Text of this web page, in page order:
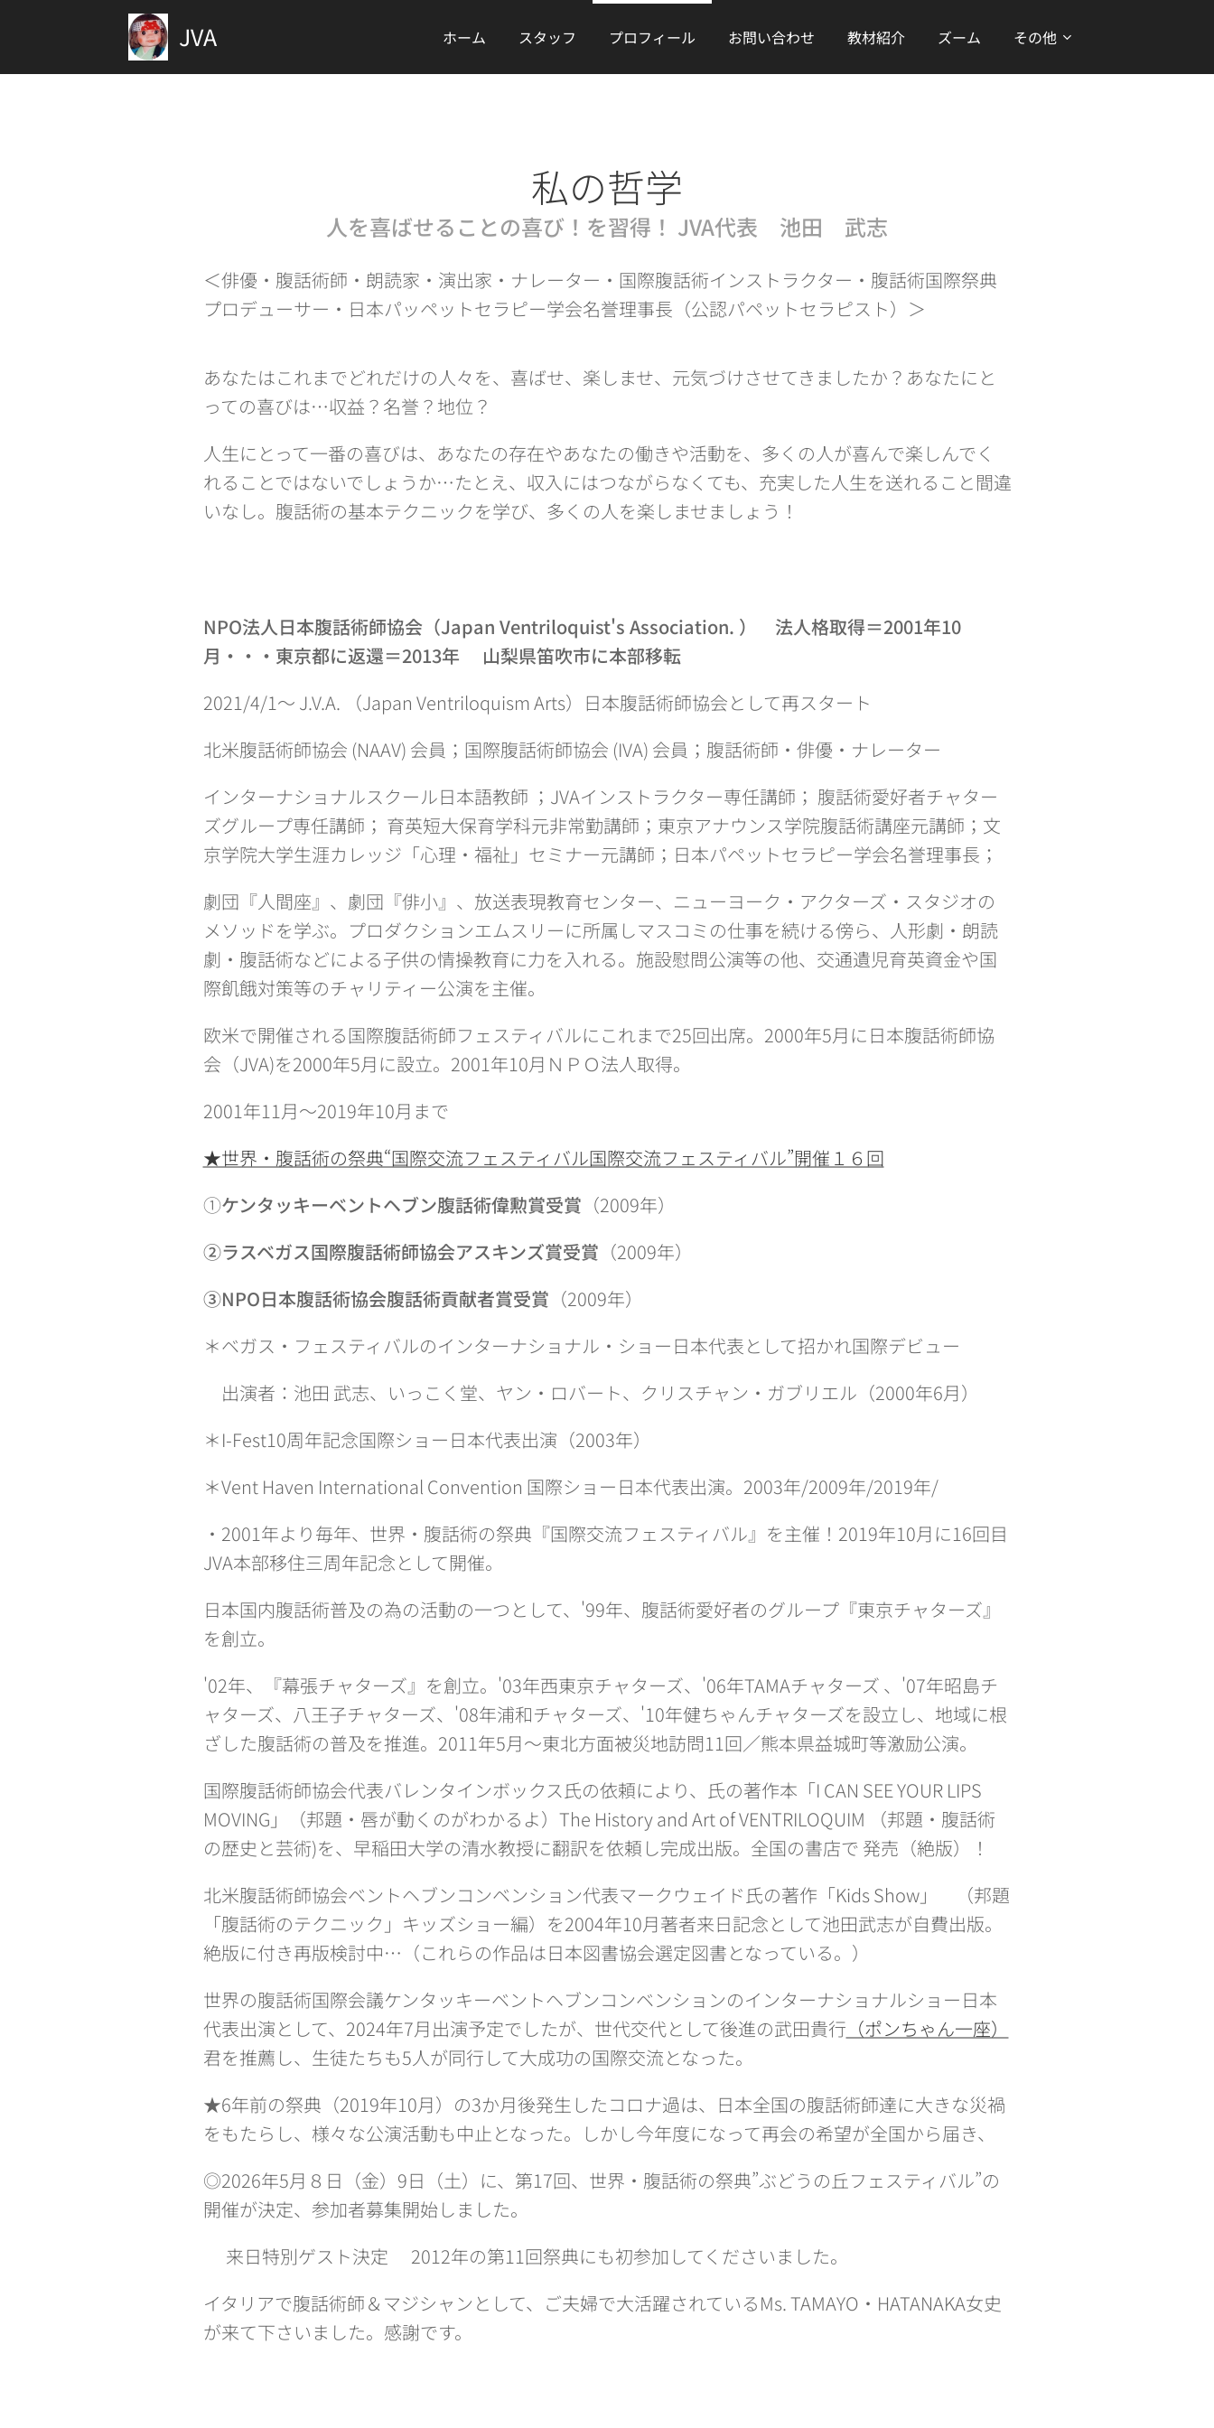
JVA ホーム スタッフ プロフィール お問い合わせ 教材紹介 ズーム その他
私の哲学
人を喜ばせることの喜び！を習得！ JVA代表 池田 武志
＜俳優・腹話術師・朗読家・演出家・ナレーター・国際腹話術インストラクター・腹話術国際祭典
プロデューサー・日本パッペットセラピー学会名誉理事長（公認パペットセラピスト）＞
あなたはこれまでどれだけの人々を、喜ばせ、楽しませ、元気づけさせてきましたか？あなたにと
っての喜びは…収益？名誉？地位？
人生にとって一番の喜びは、あなたの存在やあなたの働きや活動を、多くの人が喜んで楽しんでく
れることではないでしょうか…たとえ、収入にはつながらなくても、充実した人生を送れること間違
いなし。腹話術の基本テクニックを学び、多くの人を楽しませましょう！
NPO法人日本腹話術師協会（Japan Ventriloquist's Association. ） 法人格取得＝2001年10
月・・・東京都に返還＝2013年 山梨県笛吹市に本部移転
2021/4/1～ J.V.A. （Japan Ventriloquism Arts）日本腹話術師協会として再スタート
北米腹話術師協会 (NAAV) 会員；国際腹話術師協会 (IVA) 会員；腹話術師・俳優・ナレーター
インターナショナルスクール日本語教師 ；JVAインストラクター専任講師； 腹話術愛好者チャター
ズグループ専任講師； 育英短大保育学科元非常勤講師；東京アナウンス学院腹話術講座元講師；文
京学院大学生涯カレッジ「心理・福祉」セミナー元講師；日本パペットセラピー学会名誉理事長；
劇団『人間座』、劇団『俳小』、放送表現教育センター、ニューヨーク・アクターズ・スタジオの
メソッドを学ぶ。プロダクションエムスリーに所属しマスコミの仕事を続ける傍ら、人形劇・朗読
劇・腹話術などによる子供の情操教育に力を入れる。施設慰問公演等の他、交通遺児育英資金や国
際飢餓対策等のチャリティー公演を主催。
欧米で開催される国際腹話術師フェスティバルにこれまで25回出席。2000年5月に日本腹話術師協
会（JVA)を2000年5月に設立。2001年10月ＮＰＯ法人取得。
2001年11月～2019年10月まで
★世界・腹話術の祭典“国際交流フェスティバル国際交流フェスティバル”開催１６回
①ケンタッキーベントヘブン腹話術偉勲賞受賞 （2009年）
②ラスベガス国際腹話術師協会アスキンズ賞受賞 （2009年）
③NPO日本腹話術協会腹話術貢献者賞受賞 （2009年）
＊ベガス・フェスティバルのインターナショナル・ショー日本代表として招かれ国際デビュー
出演者：池田 武志、いっこく堂、ヤン・ロバート、クリスチャン・ガブリエル（2000年6月）
＊I-Fest10周年記念国際ショー日本代表出演（2003年）
＊Vent Haven International Convention 国際ショー日本代表出演。2003年/2009年/2019年/
・2001年より毎年、世界・腹話術の祭典『国際交流フェスティバル』を主催！2019年10月に16回目
JVA本部移住三周年記念として開催。
日本国内腹話術普及の為の活動の一つとして、'99年、腹話術愛好者のグループ『東京チャターズ』
を創立。
'02年、『幕張チャターズ』を創立。'03年西東京チャターズ、'06年TAMAチャターズ 、'07年昭島チ
ャターズ、八王子チャターズ、'08年浦和チャターズ、'10年健ちゃんチャターズを設立し、地域に根
ざした腹話術の普及を推進。2011年5月～東北方面被災地訪問11回／熊本県益城町等激励公演。
国際腹話術師協会代表バレンタインボックス氏の依頼により、氏の著作本「I CAN SEE YOUR LIPS
MOVING」（邦題・唇が動くのがわかるよ）The History and Art of VENTRILOQUIM （邦題・腹話術
の歴史と芸術)を、早稲田大学の清水教授に翻訳を依頼し完成出版。全国の書店で 発売（絶版）！
北米腹話術師協会ベントヘブンコンベンション代表マークウェイド氏の著作「Kids Show」 （邦題
「腹話術のテクニック」キッズショー編）を2004年10月著者来日記念として池田武志が自費出版。
絶版に付き再版検討中…（これらの作品は日本図書協会選定図書となっている。）
世界の腹話術国際会議ケンタッキーベントヘブンコンベンションのインターナショナルショー日本
代表出演として、2024年7月出演予定でしたが、世代交代として後進の武田貴行 （ポンちゃん一座）
君を推薦し、生徒たちも5人が同行して大成功の国際交流となった。
★6年前の祭典（2019年10月）の3か月後発生したコロナ過は、日本全国の腹話術師達に大きな災禍
をもたらし、様々な公演活動も中止となった。しかし今年度になって再会の希望が全国から届き、
◎2026年5月８日（金）9日（土）に、第17回、世界・腹話術の祭典”ぶどうの丘フェスティバル”の
開催が決定、参加者募集開始しました。
❣来日特別ゲスト決定❣2012年の第11回祭典にも初参加してくださいました。
イタリアで腹話術師＆マジシャンとして、ご夫婦で大活躍されているMs. TAMAYO・HATANAKA女史
が来て下さいました。感謝です。